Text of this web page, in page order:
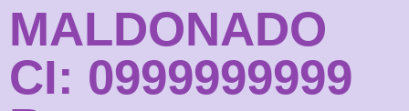
MALDONADO
CI: 0999999999